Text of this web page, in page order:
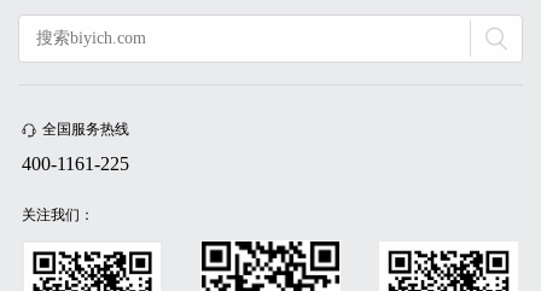
全国服务热线
400-1161-225
关注我们：